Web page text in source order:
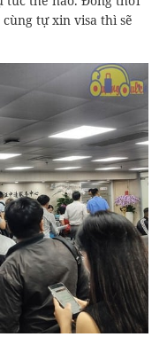
tự xin visa thì sẽ